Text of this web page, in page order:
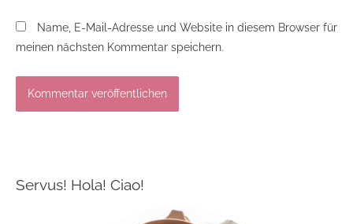
Name, E-Mail-Adresse und Website in diesem Browser für
meinen nächsten Kommentar speichern.
Servus! Hola! Ciao!